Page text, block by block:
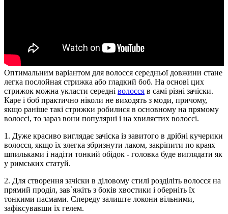
Оптимальним варіантом для волосся середньої довжини стане
легка послойная стрижка або гладкий боб. На основі цих
стрижок можна укласти середні волосся в самі різні зачіски.
Каре і боб практично ніколи не виходять з моди, причому,
якщо раніше такі стрижки робилися в основному на прямому
волоссі, то зараз вони популярні і на хвилястих волоссі.
1. Дуже красиво виглядає зачіска із завитого в дрібні кучерики
волосся, якщо їх злегка збризнути лаком, закріпити по краях
шпильками і надіти тонкий обідок - головка буде виглядати як
у римських статуй.
2. Для створення зачіски в діловому стилі розділіть волосся на
прямий проділ, зав`яжіть з боків хвостики і оберніть їх
тонкими пасмами. Спереду залиште локони вільними,
зафіксувавши їх гелем.